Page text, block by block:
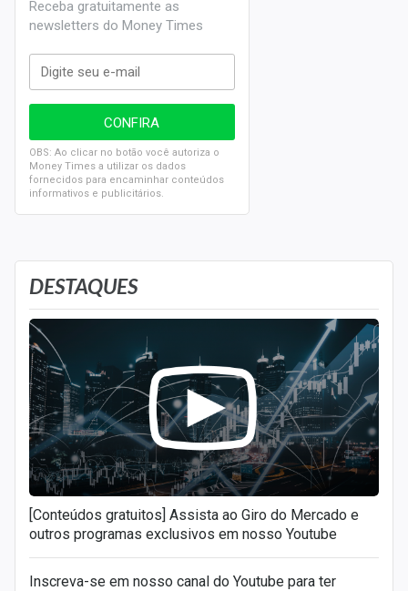
DESTAQUES
[Conteúdos gratuitos] Assista ao Giro do Mercado e
outros programas exclusivos em nosso Youtube
Inscreva-se em nosso canal do Youtube para ter
Receba gratuitamente as
newsletters do Money Times
OBS: Ao clicar no botão você autoriza o
Money Times a utilizar os dados
fornecidos para encaminhar conteúdos
informativos e publicitários.